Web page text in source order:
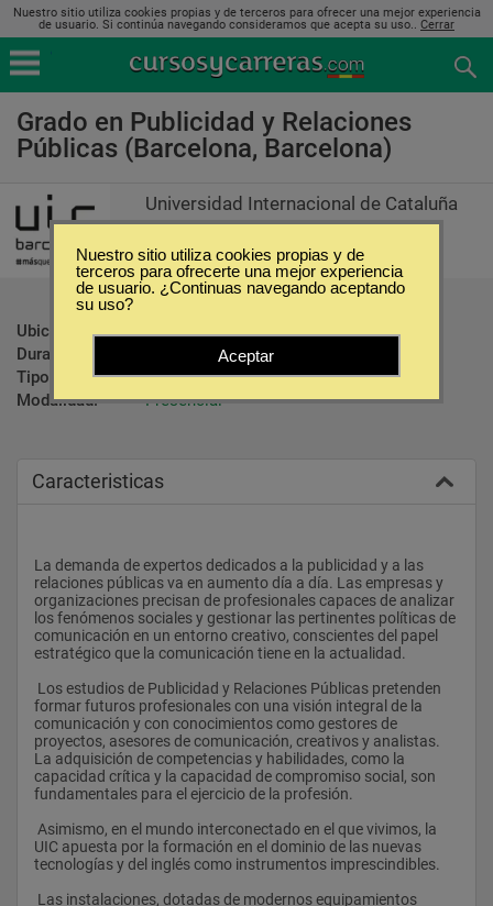
Nuestro sitio utiliza cookies propias y de terceros para ofrecer una mejor experiencia
de usuario. Si continúa navegando consideramos que acepta su uso.. Cerrar
Grado en Publicidad y Relaciones
Públicas (Barcelona, Barcelona)
Universidad Internacional de Cataluña
Ubicación:
Barcelona - Barcelona
Duración:
Tipo:
Carreras Universitarias
Modalidad:
Presencial
Caracteristicas
La demanda de expertos dedicados a la publicidad y a las
relaciones públicas va en aumento día a día. Las empresas y
organizaciones precisan de profesionales capaces de analizar
los fenómenos sociales y gestionar las pertinentes políticas de
comunicación en un entorno creativo, conscientes del papel
estratégico que la comunicación tiene en la actualidad.
formar futuros profesionales con una visión integral de la
comunicación y con conocimientos como gestores de
proyectos, asesores de comunicación, creativos y analistas.
La adquisición de competencias y habilidades, como la
capacidad crítica y la capacidad de compromiso social, son
fundamentales para el ejercicio de la profesión.
UIC apuesta por la formación en el dominio de las nuevas
tecnologías y del inglés como instrumentos imprescindibles.
Nuestro sitio utiliza cookies propias y de
terceros para ofrecerte una mejor experiencia
de usuario. ¿Continuas navegando aceptando
su uso?
Aceptar